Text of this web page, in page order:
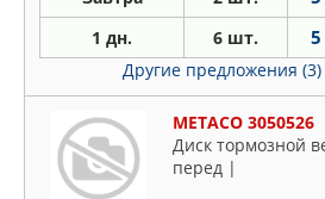
1 дн. 6 шт.
Другие предложения (3)
METACO 3050526
Диск тормозной
перед |